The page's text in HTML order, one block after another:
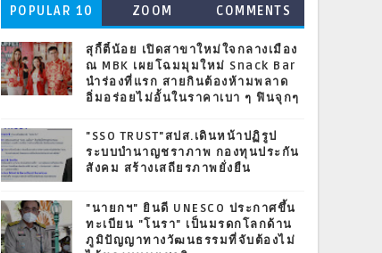
POPULAR 10 ZOOM COMMENTS
สุกี้ตี๋น้อย เปิดสาขาใหม่ใจกลางเมือง
ณ MBK เผยโฉมมุมใหม่ Snack Bar
นำร่องที่แรก สายกินต้องห้ามพลาด
อิ่มอร่อยไม่อั้นในราคาเบา ๆ ฟินจุกๆ
"SSO TRUST"สปส.เดินหน้าปฏิรูป
ระบบบำนาญชราภาพ กองทุนประกัน
สังคม สร้างเสถียรภาพยั่งยืน
"นายกฯ" ยินดี UNESCO ประกาศขึ้น
ทะเบียน "โนรา" เป็นมรดกโลกด้าน
ภูมิปัญญาทางวัฒนธรรมที่จับต้องไม่